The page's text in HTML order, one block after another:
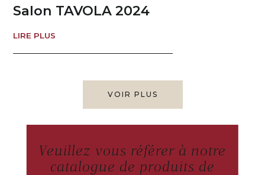
Salon TAVOLA 2024
LIRE PLUS
VOIR PLUS
Veuillez vous référer à notre
catalogue de produits de